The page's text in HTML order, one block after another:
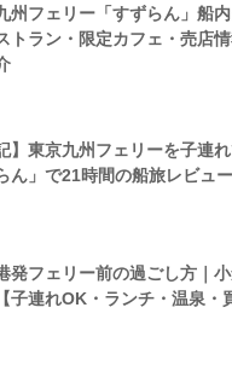
州フェリー「すずらん」船
トラン・限定カフェ・売店
】東京九州フェリーを子連
ん」で21時間の船旅レビュー
発フェリー前の過ごし方｜
子連れOK・ランチ・温泉・